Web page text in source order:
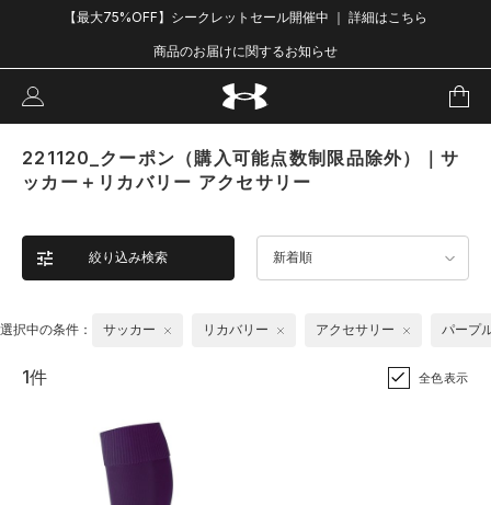
【最大75%OFF】シークレットセール開催中 ｜ 詳細はこちら
商品のお届けに関するお知らせ
221120_クーポン（購入可能点数制限品除外）｜サ
ッカー＋リカバリー アクセサリー
絞り込み検索 新着順
選択中の条件： サッカー リカバリー アクセサリー パープ
1件 全色表示